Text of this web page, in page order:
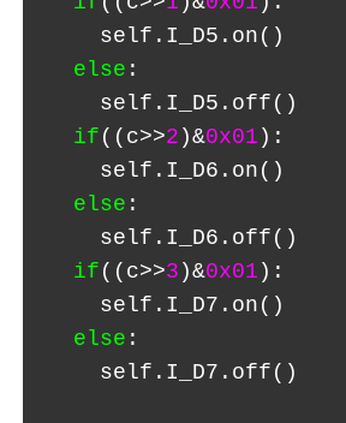
    self.I_D5.on()
else :
    self.I_D5.off()
if ((c>>2 )&0x01 ):
    self.I_D6.on()
else :
    self.I_D6.off()
if ((c>>3 )&0x01 ):
    self.I_D7.on()
else :
    self.I_D7.off()